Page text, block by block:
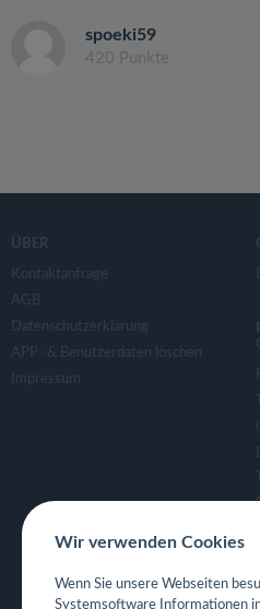
spoeki59
420 Punkte
ÜBER
Kontaktanfrage
AGB
Datenschutzerklärung
APP- & Benutzerdaten löschen
Impressum
Wir verwenden Cookies
Wenn Sie unsere Webseiten
Systemsoftware Informationen